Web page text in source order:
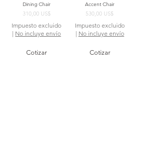
Dining Chair
Precio
310,00 US$
Impuesto excluido
| No incluye envío
Cotizar
Accent Chair
Precio
530,00 US$
Impuesto excluido
| No incluye envío
Cotizar